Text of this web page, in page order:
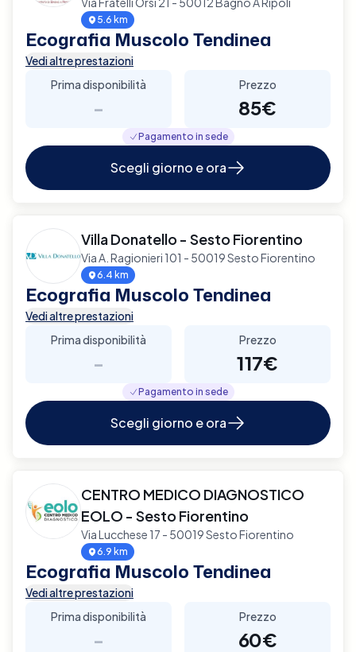
5.6 km
Ecografia Muscolo Tendinea
Vedi altre prestazioni
Prima disponibilità
-
Prezzo
85€
Pagamento in sede
Scegli giorno e ora
Villa Donatello - Sesto Fiorentino
Via A. Ragionieri 101 - 50019 Sesto Fiorentino
6.4 km
Ecografia Muscolo Tendinea
Vedi altre prestazioni
Prima disponibilità
-
Prezzo
117€
Pagamento in sede
Scegli giorno e ora
CENTRO MEDICO DIAGNOSTICO
EOLO - Sesto Fiorentino
Via Lucchese 17 - 50019 Sesto Fiorentino
6.9 km
Ecografia Muscolo Tendinea
Vedi altre prestazioni
Prima disponibilità
-
Prezzo
60€